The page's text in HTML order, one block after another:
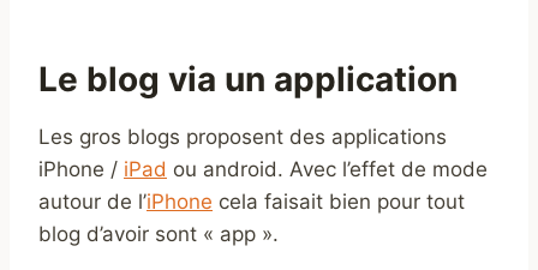
Le blog via un application
Les gros blogs proposent des applications
iPhone / iPad ou android. Avec l’effet de mode
autour de l’iPhone cela faisait bien pour tout
blog d’avoir sont « app ».